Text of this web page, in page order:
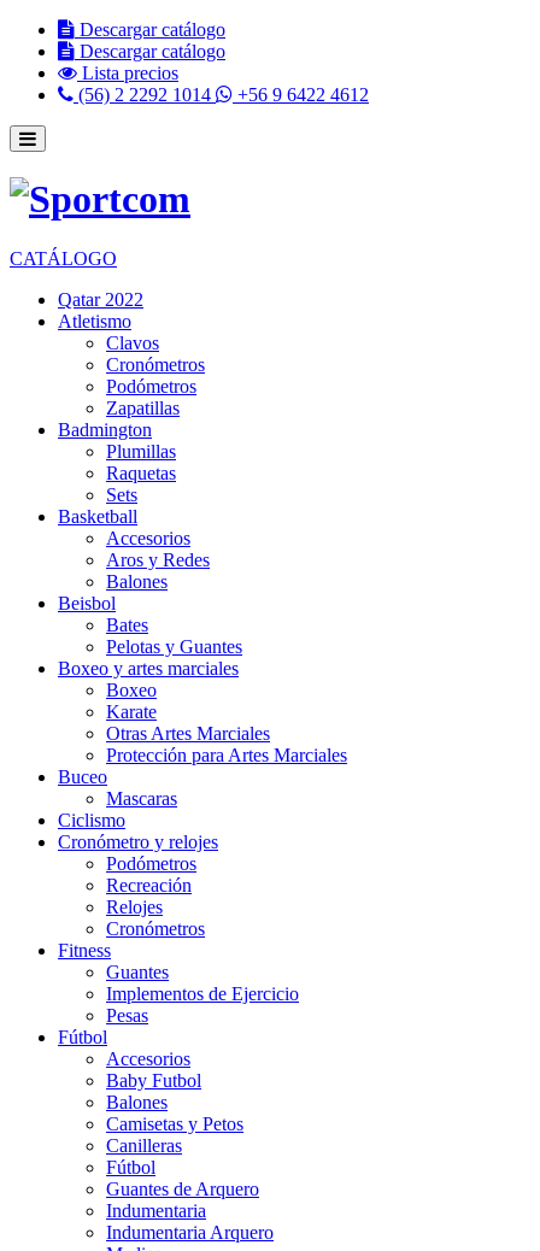
Descargar catálogo
Descargar catálogo
Lista precios
(56) 2 2292 1014
+56 9 6422 4612
CATÁLOGO
Qatar 2022
Atletismo
Clavos
Cronómetros
Podómetros
Zapatillas
Badmington
Plumillas
Raquetas
Sets
Basketball
Accesorios
Aros y Redes
Balones
Beisbol
Bates
Pelotas y Guantes
Boxeo y artes marciales
Boxeo
Karate
Otras Artes Marciales
Protección para Artes Marciales
Buceo
Mascaras
Ciclismo
Cronómetro y relojes
Podómetros
Recreación
Relojes
Cronómetros
Fitness
Guantes
Implementos de Ejercicio
Pesas
Fútbol
Accesorios
Baby Futbol
Balones
Camisetas y Petos
Canilleras
Fútbol
Guantes de Arquero
Indumentaria
Indumentaria Arquero